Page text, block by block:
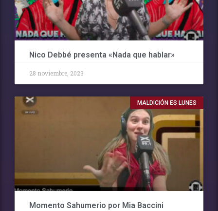
Nico Debbé presenta «Nada que hablar»
28 noviembre, 2023
MALDICIÓN ES LUNES
Momento Sahumerio por Mia Baccini